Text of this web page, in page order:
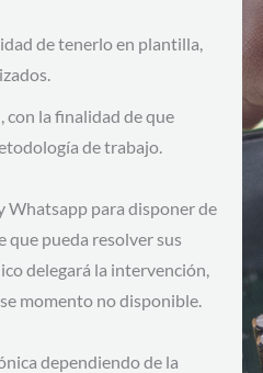
de tenerlo en plantilla,
con la finalidad de que
de trabajo.
Whatsapp para disponer de
que pueda resolver sus
delegará la intervención,
momento no disponible.
dependiendo de la